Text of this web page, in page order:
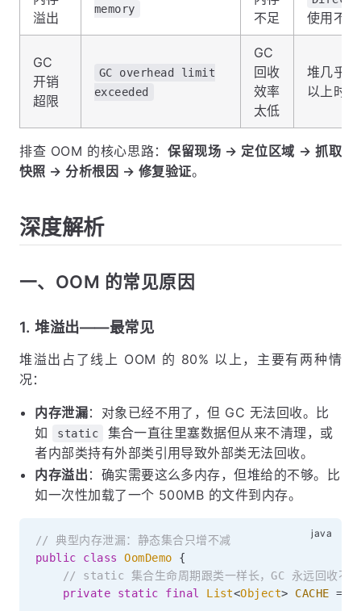
溢出
memory
不足
使用不当
GC
开销
超限
GC overhead limit
exceeded
GC
回收
效率
太低
堆几乎
以上时
排查 OOM 的核心思路：保留现场 → 定位区域 → 抓取
快照 → 分析根因 → 修复验证。
深度解析
一、OOM 的常见原因
1. 堆溢出——最常见
堆溢出占了线上 OOM 的 80% 以上，主要有两种情
况：
内存泄漏：对象已经不用了，但 GC 无法回收。比
如
static
集合一直往里塞数据但从来不清理，或
者内部类持有外部类引用导致外部类无法回收。
内存溢出 ：确实需要这么多内存，但堆给的不够。比
如一次性加载了一个 500MB 的文件到内存。
// 典型内存泄漏：静态集合只增不减
public
class OomDemo
{
// static 集合生命周期跟类一样长，GC 永远回收不了
private
static final List<Object> CACHE =